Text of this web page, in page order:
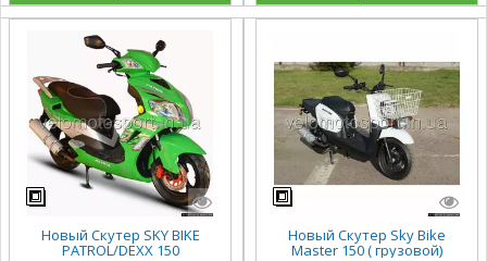
Новый Скутер SKY BIKE
PATROL/DEXX 150
Новый Скутер Sky Bike
Master 150 ( грузовой)